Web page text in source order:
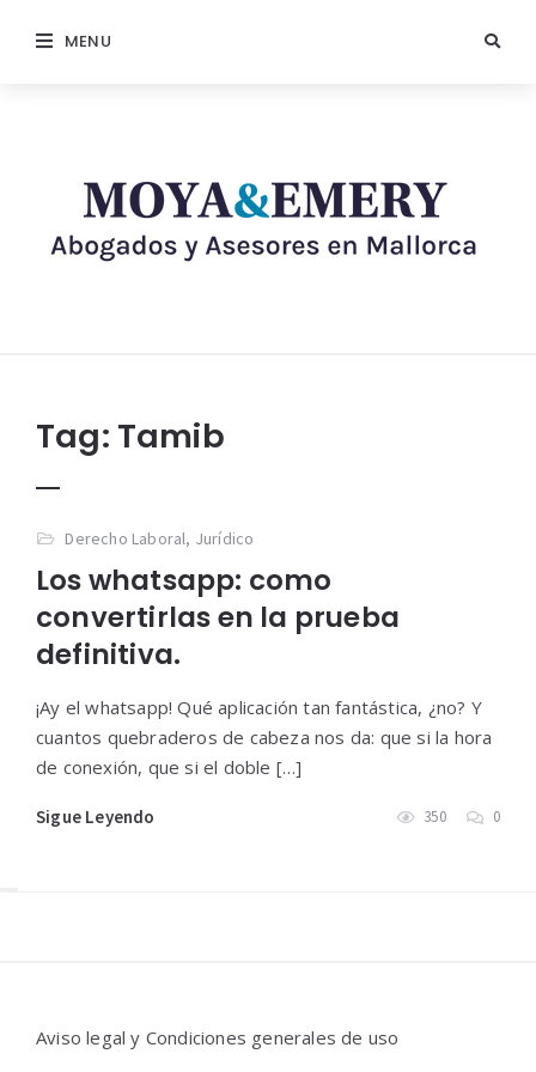
MENU
Tag: Tamib
Derecho Laboral, Jurídico
Los whatsapp: como
convertirlas en la prueba
definitiva.
¡Ay el whatsapp! Qué aplicación tan fantástica, ¿no? Y
cuantos quebraderos de cabeza nos da: que si la hora
de conexión, que si el doble […]
Sigue Leyendo 350 0
Aviso legal y Condiciones generales de uso